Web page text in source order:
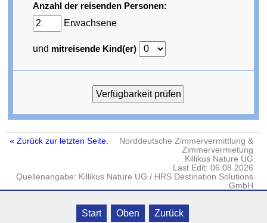
Anzahl der reisenden Personen:
Erwachsene
und mitreisende Kind(er)
« Zurück zur letzten Seite.
Norddeutsche Zimmervermittlung &
Zimmervermietung
Killikus Nature UG
Last Edit: 06.08.2026
Quellenangabe: Killikus Nature UG / HRS Destination Solutions
GmbH
DATENSCHUTZ· © Killikus® Nature UG · Gielow · Fritz-
Reuter-Str. 18
Start Oben Zurück